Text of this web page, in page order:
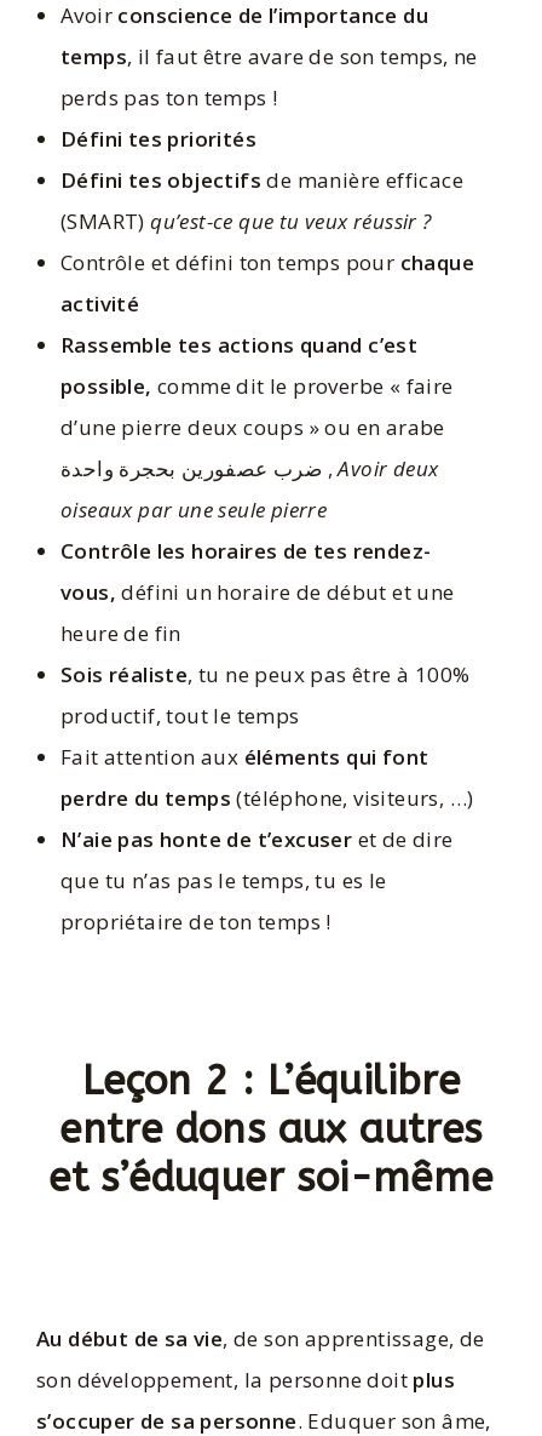
Avoir conscience de l’importance du
temps, il faut être avare de son temps, ne
perds pas ton temps !
Défini tes priorités
Défini tes objectifs de manière efficace
(SMART)qu’est-ce que tu veux réussir ?
Contrôle et défini ton temps pour chaque
activité
Rassemble tes actions quand c’est
possible, comme dit le proverbe « faire
d’une pierre deux coups » ou en arabe
ضرب عصفورين بحجرة واحدة ,Avoir deux
oiseaux par une seule pierre
Contrôle les horaires de tes rendez-
vous, défini un horaire de début et une
heure de fin
Sois réaliste, tu ne peux pas être à 100%
productif, tout le temps
Fait attention aux éléments qui font
perdre du temps (téléphone, visiteurs, …)
N’aie pas honte de t’excuser et de dire
que tu n’as pas le temps, tu es le
propriétaire de ton temps !
Leçon 2 : L’équilibre
entre dons aux autres
et s’éduquer soi-même
Au début de sa vie, de son apprentissage, de
son développement, la personne doit plus
s’occuper de sa personne. Eduquer son âme,